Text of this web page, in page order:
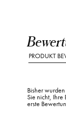
PRODUKT
Bisher
Sie nicht, Ihre
erste